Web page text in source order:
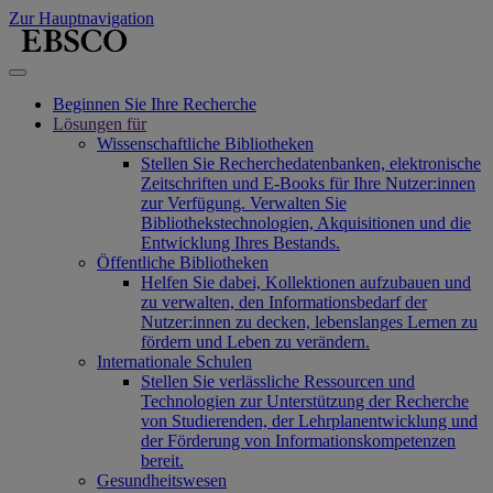
Zur Hauptnavigation
Beginnen Sie Ihre Recherche
Lösungen für
Wissenschaftliche Bibliotheken
Stellen Sie Recherchedatenbanken, elektronische
Zeitschriften und E-Books für Ihre Nutzer:innen
zur Verfügung. Verwalten Sie
Bibliothekstechnologien, Akquisitionen und die
Entwicklung Ihres Bestands.
Öffentliche Bibliotheken
Helfen Sie dabei, Kollektionen aufzubauen und
zu verwalten, den Informationsbedarf der
Nutzer:innen zu decken, lebenslanges Lernen zu
fördern und Leben zu verändern.
Internationale Schulen
Stellen Sie verlässliche Ressourcen und
Technologien zur Unterstützung der Recherche
von Studierenden, der Lehrplanentwicklung und
der Förderung von Informationskompetenzen
bereit.
Gesundheitswesen